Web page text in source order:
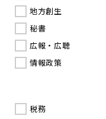
地方創生
秘書
広報・広聴
情報政策
税務